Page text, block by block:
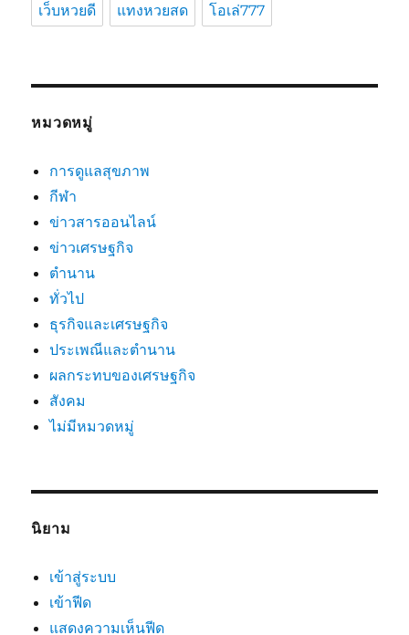
เว็บหวยดี แทงหวยสด โอเล่777
หมวดหมู่
การดูแลสุขภาพ
กีฬา
ข่าวสารออนไลน์
ข่าวเศรษฐกิจ
ตำนาน
ทั่วไป
ธุรกิจและเศรษฐกิจ
ประเพณีและตำนาน
ผลกระทบของเศรษฐกิจ
สังคม
ไม่มีหมวดหมู่
นิยาม
เข้าสู่ระบบ
เข้าฟีด
แสดงความเห็นฟีด